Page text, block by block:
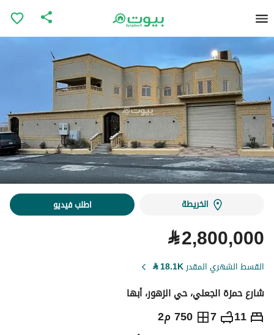
الخريطة اطلب فيديو
⃁2,800,000
القسط الشهري المقدر18.1K
⃁
شارع حمزة الجعلي، حي الزهور، أبها
11
7 750 م2 ⃁
2,800,000